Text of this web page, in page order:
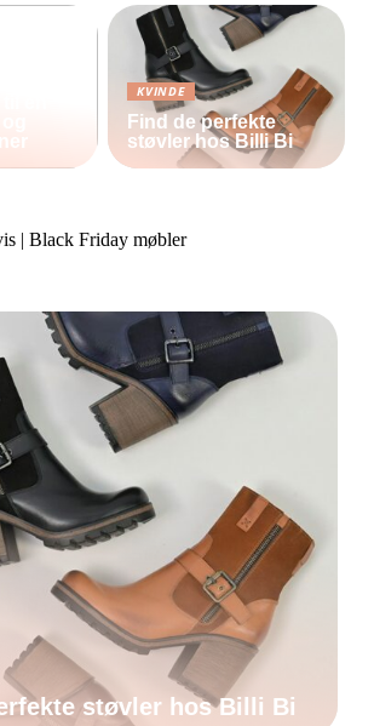
KVINDE
Find de perfekte
støvler hos Billi Bi
| Black Friday møbler
støvler hos Billi Bi